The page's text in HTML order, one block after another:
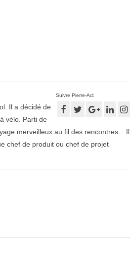
Suivre Pierre-Ad:
Il a décidé de
vélo. Parti de
merveilleux au fil des rencontres... Il
chef de produit ou chef de projet